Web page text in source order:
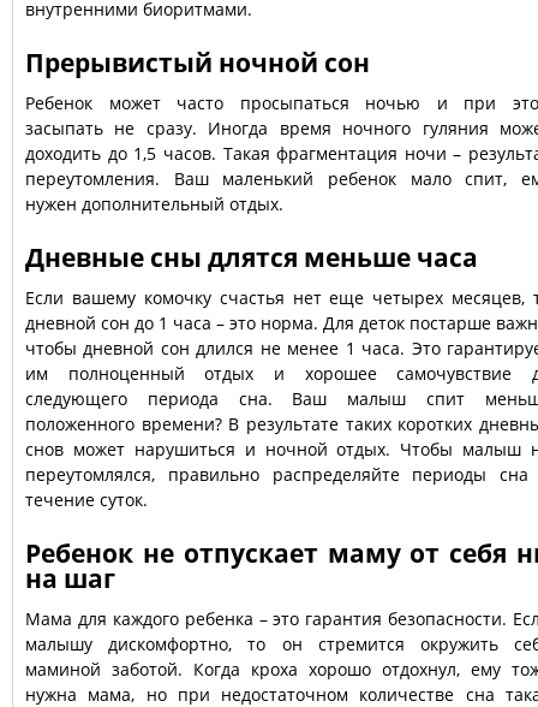
внутренними биоритмами.
Прерывистый ночной сон
Ребенок может часто просыпаться ночью и при
засыпать не сразу. Иногда время ночного гуляния
доходить до 1,5 часов. Такая фрагментация ночи –
переутомления. Ваш маленький ребенок мало спит,
нужен дополнительный отдых.
Дневные сны длятся меньше часа
Если вашему комочку счастья нет еще четырех месяцев,
дневной сон до 1 часа – это норма. Для деток постарше
чтобы дневной сон длился не менее 1 часа. Это
им полноценный отдых и хорошее самочувствие
следующего периода сна. Ваш малыш спит
положенного времени? В результате таких коротких
снов может нарушиться и ночной отдых. Чтобы малыш
переутомлялся, правильно распределяйте периоды
течение суток.
Ребенок не отпускает маму от себя
на шаг
Мама для каждого ребенка – это гарантия безопасности.
малышу дискомфортно, то он стремится окружить
маминой заботой. Когда кроха хорошо отдохнул, ему
нужна мама, но при недостаточном количестве сна